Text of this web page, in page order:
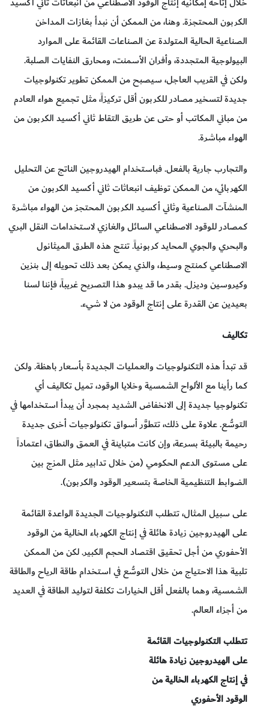
الكربون المحتجزة. وهنا، من الممكن أن نبدأ بغازات المداخن
الصناعية الحالية المتولدة عن الصناعات القائمة على الموارد
البيولوجية المتجددة، وأفران الأسمنت، ومحارق النفايات الصلبة.
ولكن في القريب العاجل، سيصبح من الممكن تطوير تكنولوجيات
جديدة لتسخير مصادر للكربون أقل تركيزاً، مثل تجميع هواء العادم
من مباني المكاتب أو حتى عن طريق التقاط ثاني أكسيد الكربون من
الهواء مباشرة.
والتجارب جارية بالفعل. فباستخدام الهيدروجين الناتج عن التحليل
الكهربائي، من الممكن توظيف انبعاثات ثاني أكسيد الكربون من
المنشآت الصناعية وثاني أكسيد الكربون المحتجز من الهواء مباشرة
كمصادر للوقود الاصطناعي السائل والغازي لاستخدامات النقل البري
والبحري والجوي المحايد كربونياً. تنتج هذه الطرق الميثانول
الاصطناعي كمنتج وسيط، والذي يمكن بعد ذلك تحويله إلى بنزين
وكيروسين وديزل. بقدر ما قد يبدو هذا التصريح غريباً، فإننا لسنا
بعيدين عن القدرة على إنتاج الوقود من لا شيء.
تكاليف
قد تبدأ هذه التكنولوجيات والعمليات الجديدة بأسعار باهظة. ولكن
كما رأينا مع الألواح الشمسية وخلايا الوقود، تميل تكاليف أي
تكنولوجيا جديدة إلى الانخفاض الشديد بمجرد أن يبدأ استخدامها في
التوسُّع. علاوة على ذلك، تتطوَّر أسواق تكنولوجيات أخرى جديدة
رحيمة بالبيئة بسرعة، وإن كانت متباينة في العمق والنطاق، اعتماداً
على مستوى الدعم الحكومي (من خلال تدابير مثل المزج بين
الضوابط التنظيمية الخاصة بتسعير الوقود والكربون).
على سبيل المثال، تتطلب التكنولوجيات الجديدة الواعدة القائمة
على الهيدروجين زيادة هائلة في إنتاج الكهرباء الخالية من الوقود
الأحفوري من أجل تحقيق اقتصاد الحجم الكبير. لكن من الممكن
تلبية هذا الاحتياج من خلال التوسُّع في استخدام طاقة الرياح والطاقة
الشمسية، وهما بالفعل أقل الخيارات تكلفة لتوليد الطاقة في العديد
من أجزاء العالم.
تتطلب التكنولوجيات القائمة
على الهيدروجين زيادة هائلة
في إنتاج الكهرباء الخالية من
الوقود الأحفوري